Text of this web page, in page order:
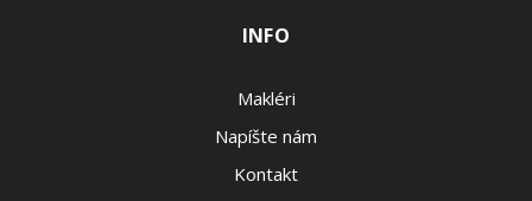
INFO
Makléri
Napíšte nám
Kontakt